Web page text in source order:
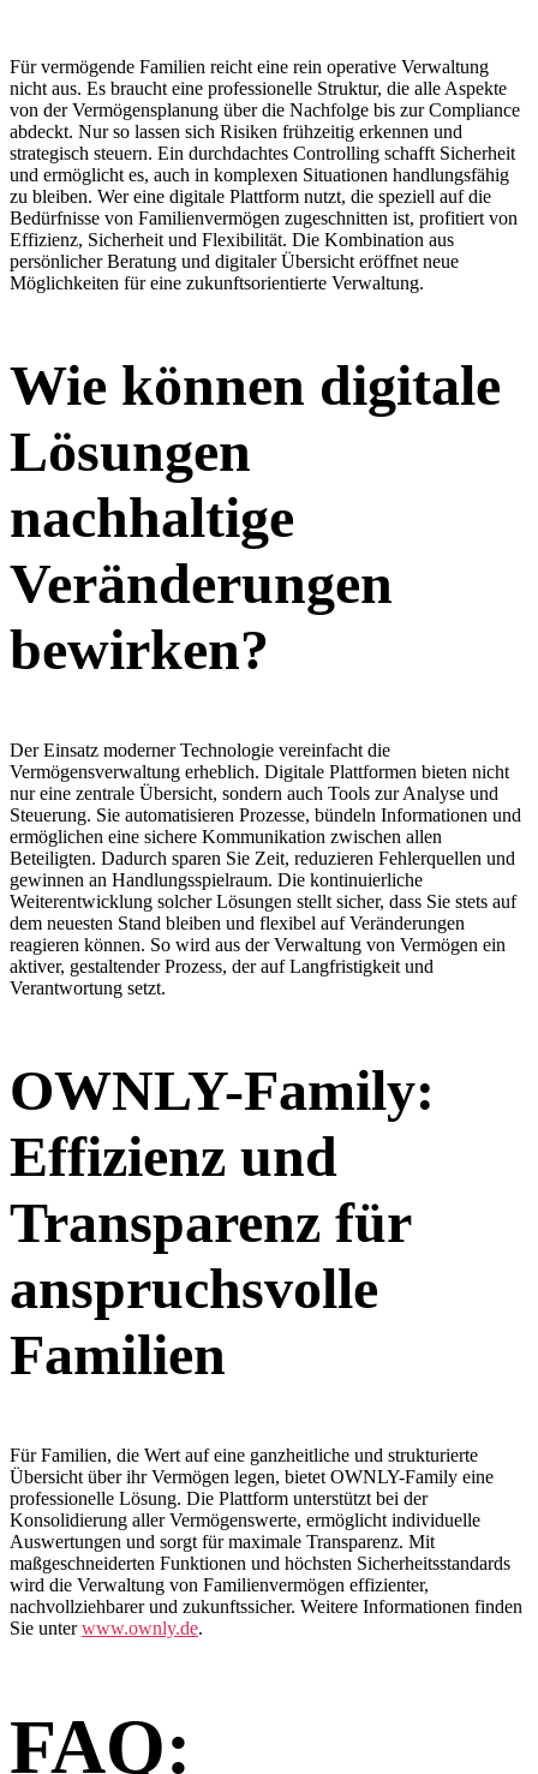
Für vermögende Familien reicht eine rein operative Verwaltung
nicht aus. Es braucht eine professionelle Struktur, die alle Aspekte
von der Vermögensplanung über die Nachfolge bis zur Compliance
abdeckt. Nur so lassen sich Risiken frühzeitig erkennen und
strategisch steuern. Ein durchdachtes Controlling schafft Sicherheit
und ermöglicht es, auch in komplexen Situationen handlungsfähig
zu bleiben. Wer eine digitale Plattform nutzt, die speziell auf die
Bedürfnisse von Familienvermögen zugeschnitten ist, profitiert von
Effizienz, Sicherheit und Flexibilität. Die Kombination aus
persönlicher Beratung und digitaler Übersicht eröffnet neue
Möglichkeiten für eine zukunftsorientierte Verwaltung.
Wie können digitale
Lösungen
nachhaltige
Veränderungen
bewirken?
Der Einsatz moderner Technologie vereinfacht die
Vermögensverwaltung erheblich. Digitale Plattformen bieten nicht
nur eine zentrale Übersicht, sondern auch Tools zur Analyse und
Steuerung. Sie automatisieren Prozesse, bündeln Informationen und
ermöglichen eine sichere Kommunikation zwischen allen
Beteiligten. Dadurch sparen Sie Zeit, reduzieren Fehlerquellen und
gewinnen an Handlungsspielraum. Die kontinuierliche
Weiterentwicklung solcher Lösungen stellt sicher, dass Sie stets auf
dem neuesten Stand bleiben und flexibel auf Veränderungen
reagieren können. So wird aus der Verwaltung von Vermögen ein
aktiver, gestaltender Prozess, der auf Langfristigkeit und
Verantwortung setzt.
OWNLY-Family:
Effizienz und
Transparenz für
anspruchsvolle
Familien
Für Familien, die Wert auf eine ganzheitliche und strukturierte
Übersicht über ihr Vermögen legen, bietet OWNLY-Family eine
professionelle Lösung. Die Plattform unterstützt bei der
Konsolidierung aller Vermögenswerte, ermöglicht individuelle
Auswertungen und sorgt für maximale Transparenz. Mit
maßgeschneiderten Funktionen und höchsten Sicherheitsstandards
wird die Verwaltung von Familienvermögen effizienter,
nachvollziehbarer und zukunftssicher. Weitere Informationen finden
Sie unterwww.ownly.de.
FAQ: